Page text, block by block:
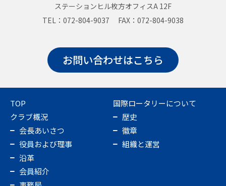
ステーションヒル枚方オフィスA 12F
TEL：072-804-9037 FAX：072-804-9038
お問い合わせはこちら
TOP
クラブ概況
会長あいさつ
役員および理事
沿革
会員紹介
国際ロータリーについて
歴史
徽章
組織と運営